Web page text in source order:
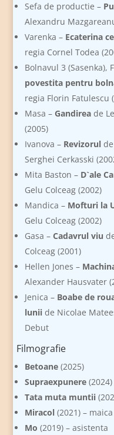
Sefa de productie –
Alexandru
Varenka – Ecaterina
regia Cornel Todea
Bolnavul 3 (Sasenka),
povestita pentru
regia Florin Fatulescu
Masa – Gandirea de
(2005)
Ivanova – Revizorul
Serghei Cerkasski
Mita Baston – D`ale
Gelu Colceag (2002)
Mandica – Mofturi la
Gelu Colceag (2002)
Gasa –Cadavrul viu
Colceag (2001)
Hellen Jones –
Alexander Hausvater
Jenica – Boabe de
lunii de Nicolae
Debut
Filmografie
Betoane (2025)
Supraexpunere
Tata muta muntii
Miracol (2021) –
Mo (2019) – asistenta